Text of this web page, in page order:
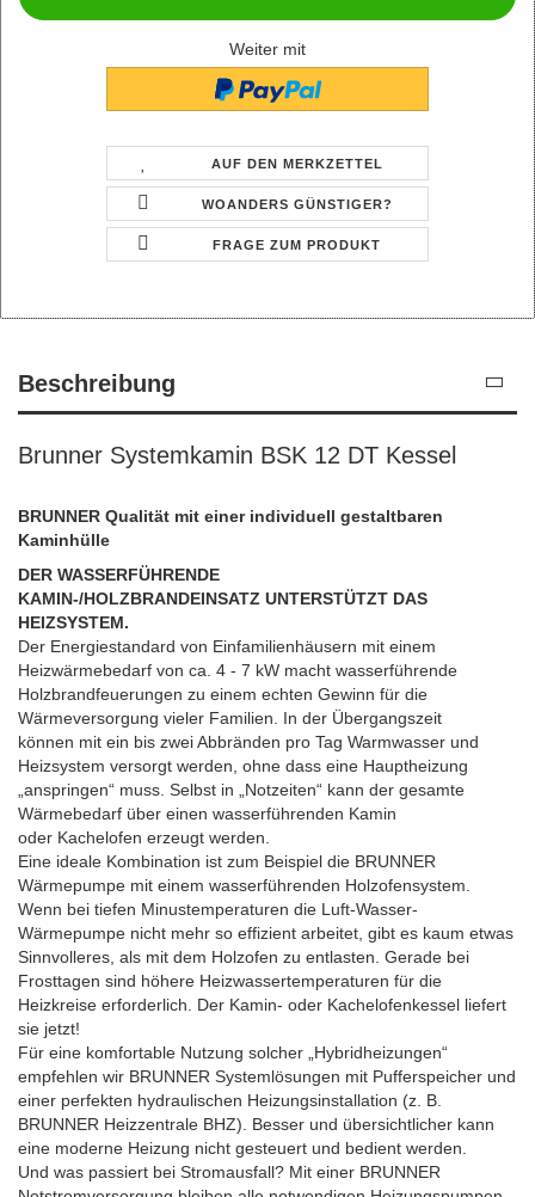
Weiter mit
AUF DEN MERKZETTEL
WOANDERS GÜNSTIGER?
FRAGE ZUM PRODUKT
Beschreibung
Brunner Systemkamin BSK 12 DT Kessel
BRUNNER Qualität mit einer individuell gestaltbaren
Kaminhülle
DER WASSERFÜHRENDE
KAMIN-/HOLZBRANDEINSATZ UNTERSTÜTZT DAS
HEIZSYSTEM.
Der Energiestandard von Einfamilienhäusern mit einem
Heizwärmebedarf von ca. 4 - 7 kW macht wasserführende
Holzbrandfeuerungen zu einem echten Gewinn für die
Wärmeversorgung vieler Familien. In der Übergangszeit
können mit ein bis zwei Abbränden pro Tag Warmwasser und
Heizsystem versorgt werden, ohne dass eine Hauptheizung
„anspringen“ muss. Selbst in „Notzeiten“ kann der gesamte
Wärmebedarf über einen wasserführenden Kamin
oder Kachelofen erzeugt werden.
Eine ideale Kombination ist zum Beispiel die BRUNNER
Wärmepumpe mit einem wasserführenden Holzofensystem.
Wenn bei tiefen Minustemperaturen die Luft-Wasser-
Wärmepumpe nicht mehr so effizient arbeitet, gibt es kaum etwas
Sinnvolleres, als mit dem Holzofen zu entlasten. Gerade bei
Frosttagen sind höhere Heizwassertemperaturen für die
Heizkreise erforderlich. Der Kamin- oder Kachelofenkessel liefert
sie jetzt!
Für eine komfortable Nutzung solcher „Hybridheizungen“
empfehlen wir BRUNNER Systemlösungen mit Pufferspeicher und
einer perfekten hydraulischen Heizungsinstallation (z. B.
BRUNNER Heizzentrale BHZ). Besser und übersichtlicher kann
eine moderne Heizung nicht gesteuert und bedient werden.
Und was passiert bei Stromausfall? Mit einer BRUNNER